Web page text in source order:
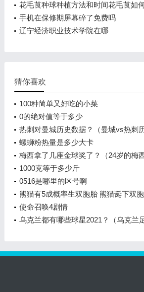
花毛茛种球种植方法和时间花毛茛如
手机在保修期屏幕碎了免费吗
辽宁经济职业技术学院在哪
猜你喜欢
100种简单又好吃的小菜
0的绝对值等于多少
热刺对曼城历史数据？（曼城vs热刺
螺蛳粉热量是多少大卡
梅西拿了几座金球奖了？（24岁的梅
奖？）
1000克等于多少斤
0516是哪里的区号啊
熊猫有5成概率生双胞胎 熊猫诞下双
少？
使命召唤4剧情
乌克兰都有哪些球星2021？（乌克兰